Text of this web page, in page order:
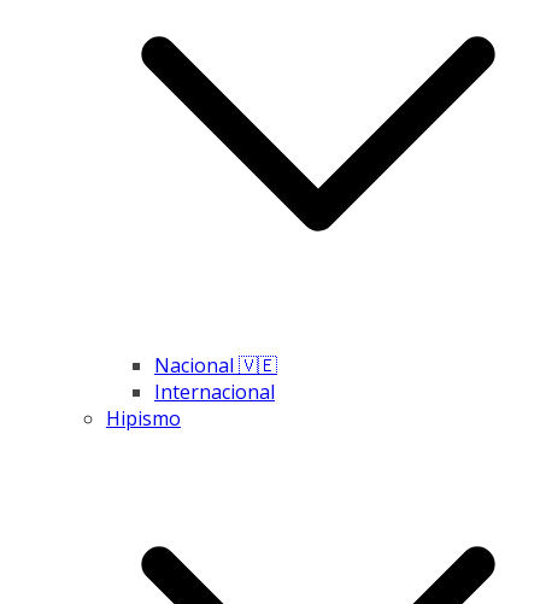
Nacional 🇻🇪
Internacional
Hipismo